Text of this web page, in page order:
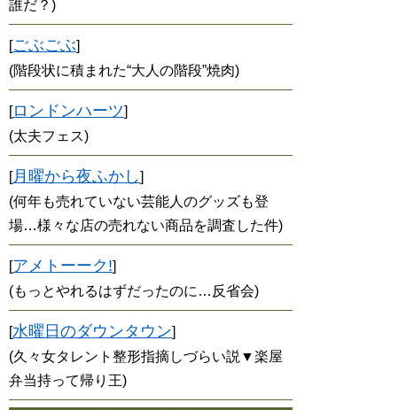
誰だ？)
[ごぶごぶ]
(階段状に積まれた“大人の階段”焼肉)
[ロンドンハーツ]
(太夫フェス)
[月曜から夜ふかし]
(何年も売れていない芸能人のグッズも登
場…様々な店の売れない商品を調査した件)
[アメトーーク!]
(もっとやれるはずだったのに…反省会)
[水曜日のダウンタウン]
(久々女タレント整形指摘しづらい説▼楽屋
弁当持って帰り王)